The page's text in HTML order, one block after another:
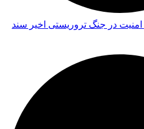
در جنگ تروریستی اخیر سند